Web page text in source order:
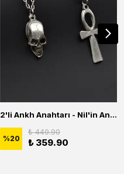
2'li Ankh Anahtarı - Nil'in Anahtarı - Kuru Kafa Erkek Kadın Kolye Seti
%20
₺ 449.90
₺ 359.90